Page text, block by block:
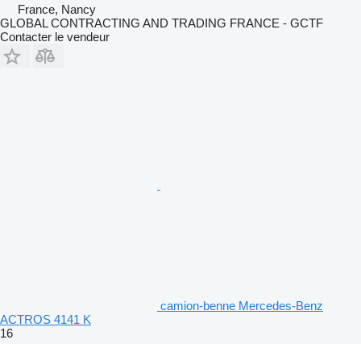
France, Nancy
GLOBAL CONTRACTING AND TRADING FRANCE - GCTF
Contacter le vendeur
camion-benne Mercedes-Benz
ACTROS 4141 K
16